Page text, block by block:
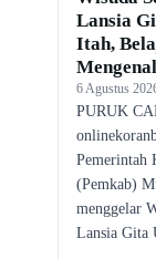
Lansia
Itah,
6 Agustus
PURUK
Pemerintah
(Pemkab)
menggelar
Lansia Gita